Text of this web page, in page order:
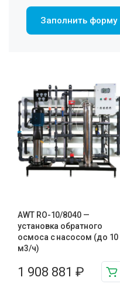
Заполнить форму
AWT RO-10/8040 —
установка обратного
осмоса с насосом (до 10
м3/ч)
1 908 881 ₽